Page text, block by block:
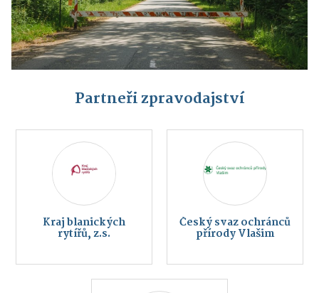
Partneři zpravodajství
Kraj blanických
rytířů, z.s.
Český svaz ochránců
přírody Vlašim